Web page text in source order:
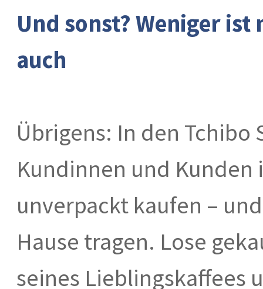
Und sonst? Weniger
auch
Übrigens: In den Tchibo
Kundinnen und
unverpackt kaufen –
Hause tragen. Lose
seines Lieblingskaffees